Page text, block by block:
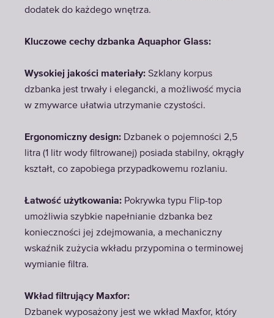
dodatek do każdego wnętrza.
Kluczowe cechy dzbanka Aquaphor Glass:
Wysokiej jakości materiały: Szklany korpus
dzbanka jest trwały i elegancki, a możliwość mycia
w zmywarce ułatwia utrzymanie czystości.
Ergonomiczny design: Dzbanek o pojemności 2,5
litra (1 litr wody filtrowanej) posiada stabilny, okrągły
kształt, co zapobiega przypadkowemu rozlaniu.
Łatwość użytkowania: Pokrywka typu Flip-top
umożliwia szybkie napełnianie dzbanka bez
konieczności jej zdejmowania, a mechaniczny
wskaźnik zużycia wkładu przypomina o terminowej
wymianie filtra.
Wkład filtrujący Maxfor:
Dzbanek wyposażony jest we wkład Maxfor, który